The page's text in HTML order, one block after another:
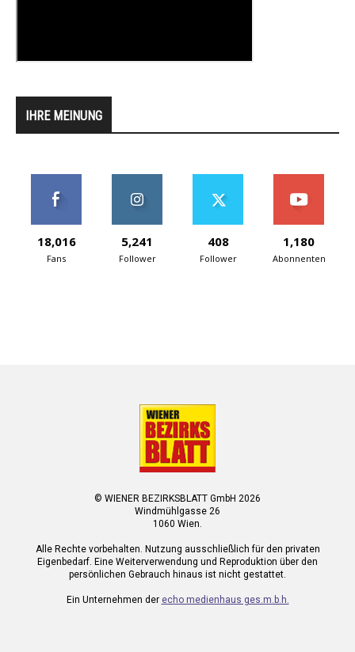
IHRE MEINUNG
18,016
Fans
5,241
Follower
408
Follower
1,180
Abonnenten
© WIENER BEZIRKSBLATT GmbH 2026
Windmühlgasse 26
1060 Wien.
Alle Rechte vorbehalten. Nutzung ausschließlich für den privaten
Eigenbedarf. Eine Weiterverwendung und Reproduktion über den
persönlichen Gebrauch hinaus ist nicht gestattet.
Ein Unternehmen der echo medienhaus ges.m.b.h.